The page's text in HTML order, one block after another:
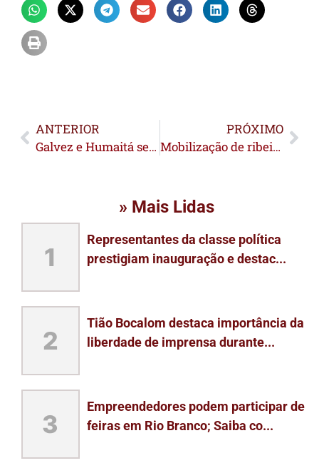
ANTERIOR
Galvez e Humaitá se enfrentam neste sábado de Carnaval pelo Acreanão
PRÓXIMO
Mobilização de ribeirinhos evita perda de barco no Rio Iaco
» Mais Lidas
1
Representantes da classe política
prestigiam inauguração e destac...
2
Tião Bocalom destaca importância da
liberdade de imprensa durante...
3
Empreendedores podem participar de
feiras em Rio Branco; Saiba co...